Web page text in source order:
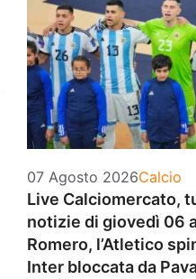
07 Agosto 2026Categorie
Calcio
Live Calciomercato,
notizie di giovedì 06
Romero, l’Atletico
Inter bloccata da